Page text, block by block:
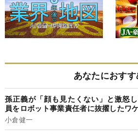
あなたにおす
孫正義が「顔も見たくない」と激怒
員をロボット事業責任者に抜擢したワ
小倉健一